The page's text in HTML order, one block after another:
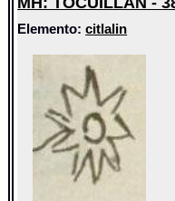
Elemento:citlalin